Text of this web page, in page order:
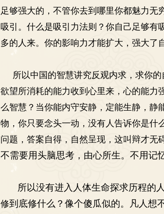
足够强大的，不管你去到哪里你都魅力无
吸引。什么是吸引力法则？你自己足够有
多的人来。你的影响力才能扩大，强大了
所以中国的智慧讲究反观内求，求你的
欲望所消耗的能力收到心里来，心的能力
么智慧？当你能内守安静，定能生静，静
物，你只要念头一动，没有人告诉你是什
问题，答案自得，自然呈现，这叫辩才无碍
不需要用头脑思考，由心所生。不用记
所以没有进入人体生命探求历程的人
修到底修什么？像个傻瓜似的。凡人想